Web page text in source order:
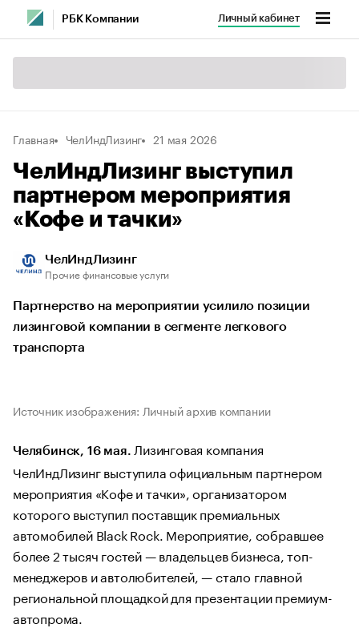
РБК Компании Личный кабинет
Главная ЧелИндЛизинг 21 мая 2026
ЧелИндЛизинг выступил
партнером мероприятия
«Кофе и тачки»
ЧелИндЛизинг
Прочие финансовые услуги
Партнерство на мероприятии усилило позиции
лизинговой компании в сегменте легкового
транспорта
Источник изображения: Личный архив компании
Челябинск, 16 мая. Лизинговая компания
ЧелИндЛизинг выступила официальным партнером
мероприятия «Кофе и тачки», организатором
которого выступил поставщик премиальных
автомобилей Black Rock. Мероприятие, собравшее
более 2 тысяч гостей — владельцев бизнеса, топ-
менеджеров и автолюбителей, — стало главной
региональной площадкой для презентации премиум-
автопрома.